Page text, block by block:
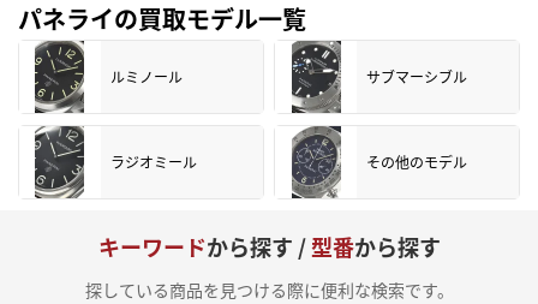
パネライの買取モデル一覧
ルミノール サブマーシブル
ラジオミール その他のモデル
キーワードから探す /型番から探す
探している商品を見つける際に便利な検索です。